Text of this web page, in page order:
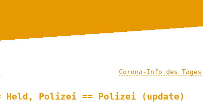
Corona-Info des Tages
Held, Polizei == Polizei (update)